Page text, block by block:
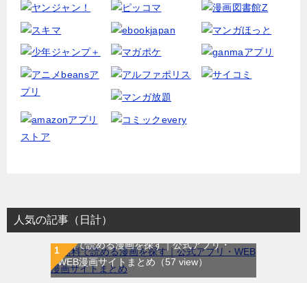
人気の記事（日計）
無料で読める漫画を探す｜公式アプリ・
WEB漫画サイトまとめ （57 view）
WEB漫画サイト一覧｜ブラウザで無料漫画